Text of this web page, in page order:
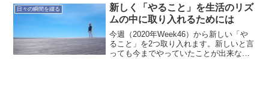
20171213
日々の瞬間を綴る
新しく「やること」を生活のリズ
ムの中に取り入れるためには
今週（2020年Week46）から新しい「や
ること」を2つ取り入れます。新しいと言
っても今までやっていたことが出来なく